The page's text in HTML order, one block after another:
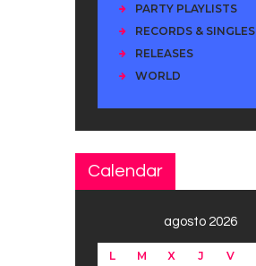
PARTY PLAYLISTS
RECORDS & SINGLES
RELEASES
WORLD
Calendar
agosto 2026
L M X J V